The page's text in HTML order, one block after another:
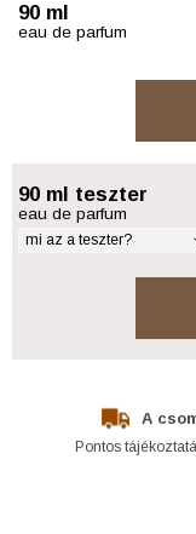
90 ml
eau de parfum
90 ml teszter
eau de parfum
mi az a teszter?
A
Pontos